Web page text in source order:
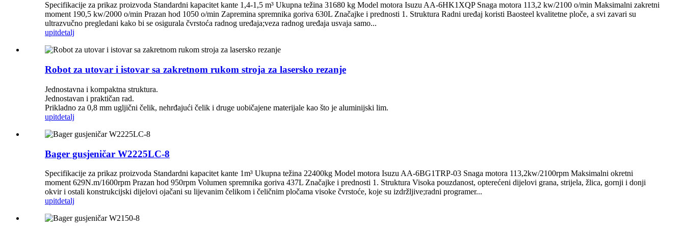
Specifikacije za prikaz proizvoda Standardni kapacitet kante 1,4-1,5 m³ Ukupna težina 31680 kg Model motora Isuzu AA-6HK1XQP Snaga motora 113,2 kw/2100 o/min Maksimalni zakretni
moment 190,5 kw/2000 o/min Prazan hod 1050 o/min Zapremina spremnika goriva 630L Značajke i prednosti 1. Struktura Radni uređaj koristi Baosteel kvalitetne ploče, a svi zavari su
ultrazvučno pregledani kako bi se osigurala čvrstoća radnog uređaja;veza radnog uređaja usvaja samo...
upitdetalj
Robot za utovar i istovar sa zakretnom rukom stroja za lasersko rezanje
Jednostavna i kompaktna struktura.
Jednostavan i praktičan rad.
Prikladno za 0,8 mm ugljični čelik, nehrđajući čelik i druge uobičajene materijale kao što je aluminijski lim.
upitdetalj
Bager gusjeničar W2225LC-8
Specifikacije za prikaz proizvoda Standardni kapacitet kante 1m³ Ukupna težina 22400kg Model motora Isuzu AA-6BG1TRP-03 Snaga motora 113,2kw/2100rpm Maksimalni okretni
moment 629N.m/1600rpm Prazan hod 950rpm Volumen spremnika goriva 437L Značajke i prednosti 1. Struktura Visoka pouzdanost, opterećeni dijelovi grana, strijela, žlica, gornji i donji
okvir i ostali konstrukcijski dijelovi ojačani su lijevanim čelikom i čeličnim pločama visoke čvrstoće, koje su izdržljive;radni programer...
upitdetalj